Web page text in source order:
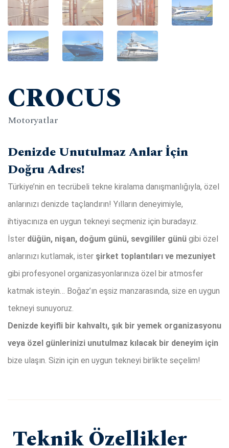
CROCUS
Motoryatlar
Denizde Unutulmaz Anlar İçin
Doğru Adres!
Türkiye’nin en tecrübeli tekne kiralama danışmanlığıyla, özel
anlarınızı denizde taçlandırın! Yılların deneyimiyle,
ihtiyacınıza en uygun tekneyi seçmeniz için buradayız.
İster düğün, nişan, doğum günü, sevgililer günü gibi özel
anlarınızı kutlamak, ister şirket toplantıları ve mezuniyet
gibi profesyonel organizasyonlarınıza özel bir atmosfer
katmak isteyin… Boğaz’ın eşsiz manzarasında, size en uygun
tekneyi sunuyoruz.
Denizde keyifli bir kahvaltı, şık bir yemek organizasyonu
veya özel günlerinizi unutulmaz kılacak bir deneyim için
bize ulaşın. Sizin için en uygun tekneyi birlikte seçelim!
Teknik Özellikler